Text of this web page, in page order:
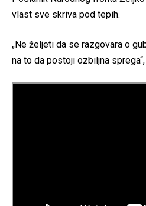
vlast sve skriva pod tepih.
„Ne željeti da se razgovara o
na to da postoji ozbiljna